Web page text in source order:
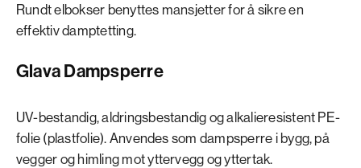
Rundt elbokser benyttes mansjetter for å sikre en
effektiv damptetting.
Glava Dampsperre
UV-bestandig, aldringsbestandig og alkalieresistent PE-
folie (plastfolie). Anvendes som dampsperre i bygg, på
vegger og himling mot yttervegg og yttertak.